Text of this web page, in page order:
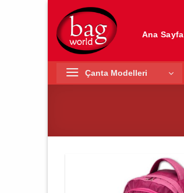
atla
Ana Sayfa
Çanta Modelleri